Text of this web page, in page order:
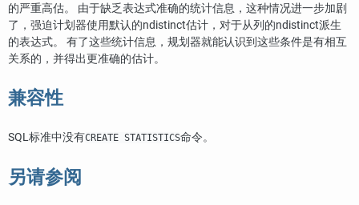
的严重高估。 由于缺乏表达式准确的统计信息，这种情况进一步加剧
了，强迫计划器使用默认的ndistinct估计，对于从列的ndistinct派生
的表达式。 有了这些统计信息，规划器就能认识到这些条件是有相互
关系的，并得出更准确的估计。
兼容性
SQL标准中没有CREATE STATISTICS命令。
另请参阅